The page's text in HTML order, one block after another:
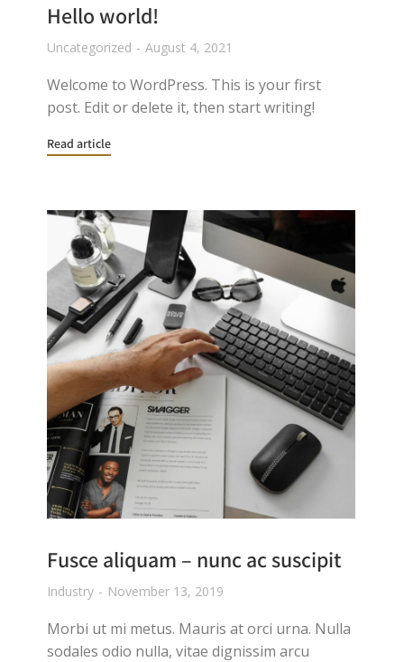
Hello world!
Uncategorized August 4, 2021
Welcome to WordPress. This is your first
post. Edit or delete it, then start writing!
Read article
Fusce aliquam – nunc ac suscipit
Industry November 13, 2019
Morbi ut mi metus. Mauris at orci urna. Nulla
sodales odio nulla, vitae dignissim arcu